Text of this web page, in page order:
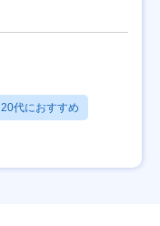
20代におすすめ